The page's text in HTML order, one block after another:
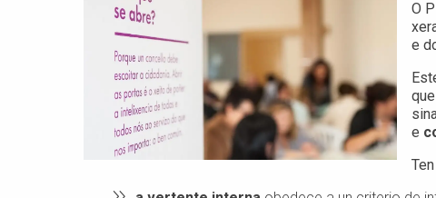
O
e
e